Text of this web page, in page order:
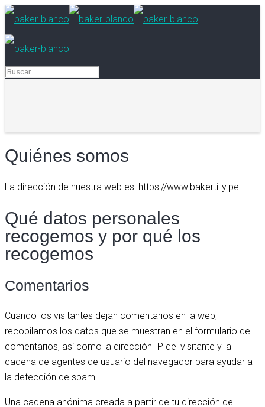
Quiénes somos
La dirección de nuestra web es: https://www.bakertilly.pe.
Qué datos personales
recogemos y por qué los
recogemos
Comentarios
Cuando los visitantes dejan comentarios en la web,
recopilamos los datos que se muestran en el formulario de
comentarios, así como la dirección IP del visitante y la
cadena de agentes de usuario del navegador para ayudar a
la detección de spam.
Una cadena anónima creada a partir de tu dirección de